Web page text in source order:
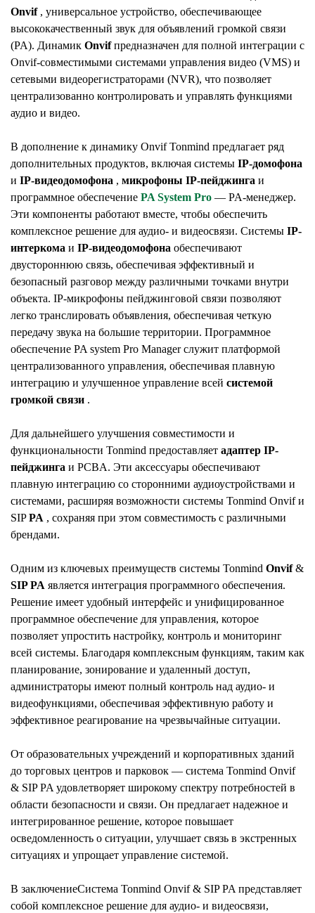
Onvif, универсальное устройство, обеспечивающее
высококачественный звук для объявлений громкой связи
(PA). Динамик Onvifпредназначен для полной интеграции с
Onvif-совместимыми системами управления видео (VMS) и
сетевыми видеорегистраторами (NVR), что позволяет
централизованно контролировать и управлять функциями
аудио и видео.
В дополнение к динамику Onvif Tonmind предлагает ряд
дополнительных продуктов, включая системы IP-домофона
и IP-видеодомофона , микрофоны IP-пейджинга и
программное обеспечение PA System Pro — PA-менеджер.
Эти компоненты работают вместе, чтобы обеспечить
комплексное решение для аудио- и видеосвязи. Системы IP-
интеркома и IP-видеодомофона обеспечивают
двустороннюю связь, обеспечивая эффективный и
безопасный разговор между различными точками внутри
объекта. IP-микрофоны пейджинговой связи позволяют
легко транслировать объявления, обеспечивая четкую
передачу звука на большие территории. Программное
обеспечение PA system Pro Manager служит платформой
централизованного управления, обеспечивая плавную
интеграцию и улучшенное управление всей системой
громкой связи .
Для дальнейшего улучшения совместимости и
функциональности Tonmind предоставляет адаптер IP-
пейджинга и PCBA. Эти аксессуары обеспечивают
плавную интеграцию со сторонними аудиоустройствами и
системами, расширяя возможности системы Tonmind Onvif и
SIPPA , сохраняя при этом совместимость с различными
брендами.
Одним из ключевых преимуществ системы Tonmind Onvif&
SIP PA является интеграция программного обеспечения.
Решение имеет удобный интерфейс и унифицированное
программное обеспечение для управления, которое
позволяет упростить настройку, контроль и мониторинг
всей системы. Благодаря комплексным функциям, таким как
планирование, зонирование и удаленный доступ,
администраторы имеют полный контроль над аудио- и
видеофункциями, обеспечивая эффективную работу и
эффективное реагирование на чрезвычайные ситуации.
От образовательных учреждений и корпоративных зданий
до торговых центров и парковок — система Tonmind Onvif
& SIP PA удовлетворяет широкому спектру потребностей в
области безопасности и связи. Он предлагает надежное и
интегрированное решение, которое повышает
осведомленность о ситуации, улучшает связь в экстренных
ситуациях и упрощает управление системой.
В заключениеСистема Tonmind Onvif & SIP PA представляет
собой комплексное решение для аудио- и видеосвязи,